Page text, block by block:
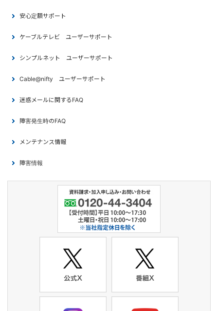
安心定額サポート
ケーブルテレビ ユーザーサポート
シンプルネット ユーザーサポート
Cable@nifty ユーザーサポート
迷惑メールに関するFAQ
障害発生時のFAQ
メンテナンス情報
障害情報